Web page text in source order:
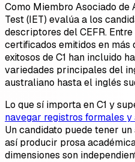
Como Miembro Asociado de
Test (IET) evalúa a los
descriptores del CEFR.
certificados emitidos en más
exitosos de C1 han incluido
variedades principales del
australiano hasta el inglés
Lo que sí importa en C1 y
navegar registros formales y
Un candidato puede tener
así producir prosa
dimensiones son